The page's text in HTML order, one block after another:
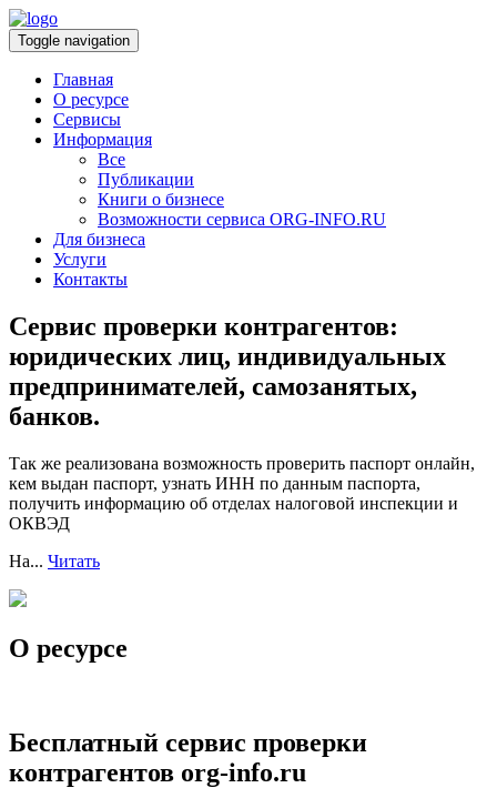
Toggle navigation
Главная
О ресурсе
Сервисы
Информация
Все
Публикации
Книги о бизнесе
Возможности сервиса ORG-INFO.RU
Для бизнеса
Услуги
Контакты
Сервис проверки контрагентов:
юридических лиц, индивидуальных
предпринимателей, самозанятых,
банков.
Так же реализована возможность проверить паспорт онлайн,
кем выдан паспорт, узнать ИНН по данным паспорта,
получить информацию об отделах налоговой инспекции и
ОКВЭД
На... Читать
О ресурсе
Бесплатный сервис проверки
контрагентов org-info.ru